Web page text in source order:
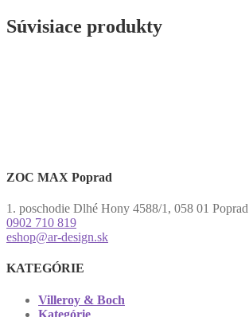
Súvisiace produkty
ZOC MAX Poprad
1. poschodie Dlhé Hony 4588/1, 058 01 Poprad
0902 710 819
eshop@ar-design.sk
KATEGÓRIE
Villeroy & Boch
Kategórie